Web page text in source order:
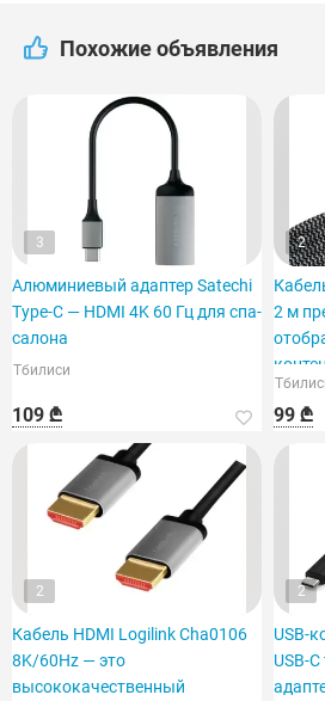
Похожие объявления
3
Алюминиевый адаптер Satechi
Type-C — HDMI 4K 60 Гц для спа-
салона
Тбилиси
109 ₾
2
2 м
99 ₾
2
Кабель HDMI Logilink Cha0106
8K/60Hz — это
высококачественный
2
USB-
USB-